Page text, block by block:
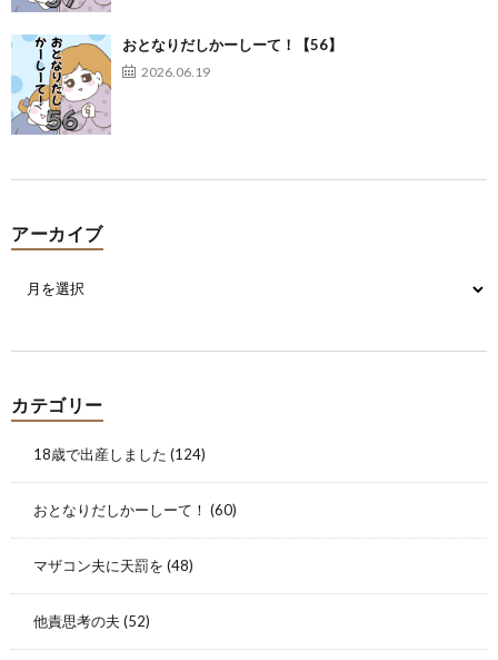
おとなりだしかーしーて！【56】
2026.06.19
アーカイブ
カテゴリー
18歳で出産しました (124)
おとなりだしかーしーて！ (60)
マザコン夫に天罰を (48)
他責思考の夫 (52)